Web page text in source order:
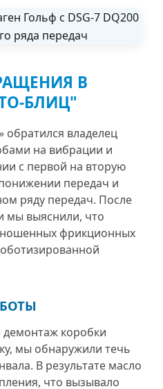
В
БЛИЦ"
обратился владелец
на вибрации и
с первой на вторую
передач и
ряду передач. После
мы выяснили, что
фрикционных
демонтаж коробки
мы обнаружили течь
В результате масло
что вызывало